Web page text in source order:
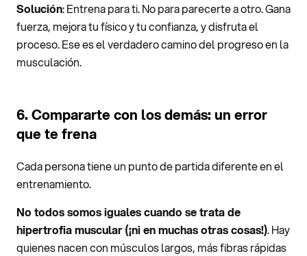
Solución: Entrena para ti. No para parecerte a otro. Gana
fuerza, mejora tu físico y tu confianza, y disfruta el
proceso. Ese es el verdadero camino del progreso en la
musculación.
6. Compararte con los demás: un error
que te frena
Cada persona tiene un punto de partida diferente en el
entrenamiento.
No todos somos iguales cuando se trata de
hipertrofia muscular (¡ni en muchas otras cosas!). Hay
quienes nacen con músculos largos, más fibras rápidas